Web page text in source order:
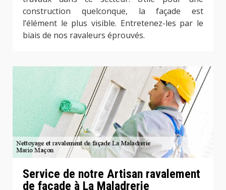
construction quelconque, la façade est
l’élément le plus visible. Entretenez-les par le
biais de nos ravaleurs éprouvés.
Service de notre Artisan ravalement
de façade à La Maladrerie